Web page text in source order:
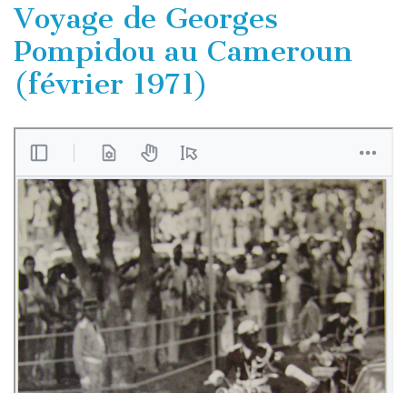
NEWS
PEDAGOGICAL AREA
Voyage de Georges
Pompidou au Cameroun
(février 1971)